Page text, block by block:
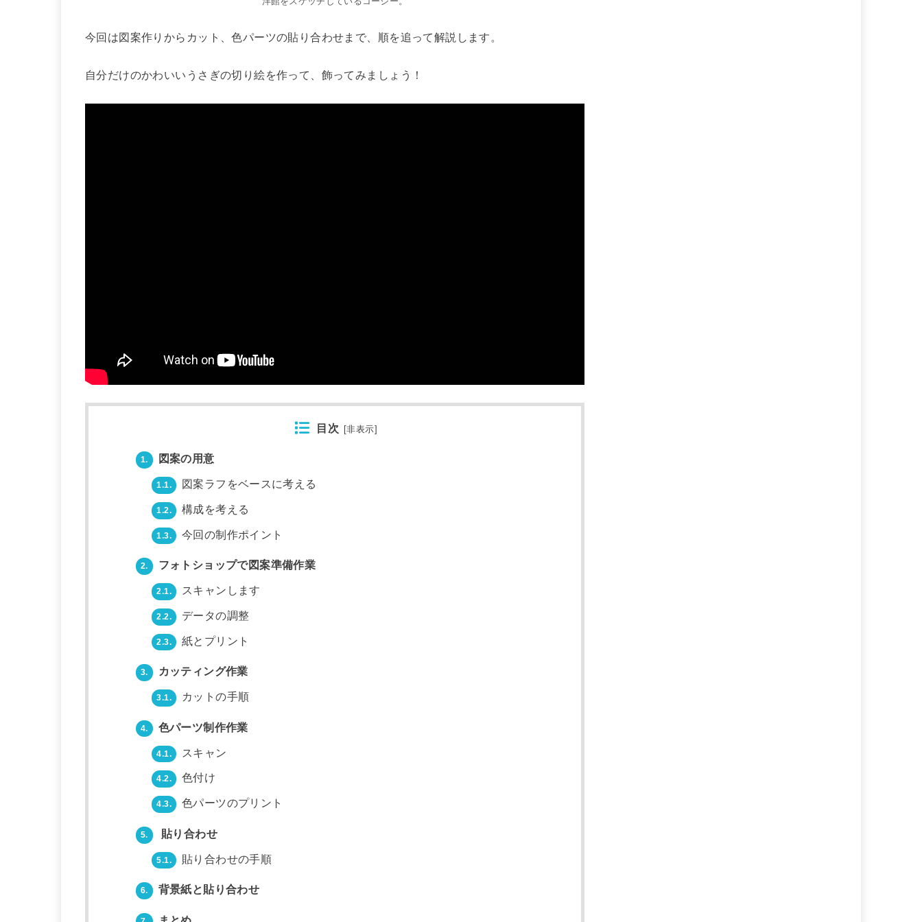
今回は図案作りからカット、色パーツの貼り合わせまで、順を追って解説します。
自分だけのかわいいうさぎの切り絵を作って、飾ってみましょう！
目次 [非表示]
1. 図案の用意
1.1. 図案ラフをベースに考える
1.2. 構成を考える
1.3. 今回の制作ポイント
2. フォトショップで図案準備作業
2.1. スキャンします
2.2. データの調整
2.3. 紙とプリント
3. カッティング作業
3.1. カットの手順
4. 色パーツ制作作業
4.1. スキャン
4.2. 色付け
4.3. 色パーツのプリント
5. 貼り合わせ
5.1. 貼り合わせの手順
6. 背景紙と貼り合わせ